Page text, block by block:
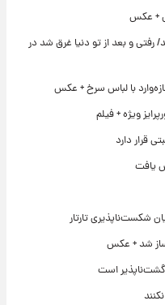
رفتی و بعد از تو دنیا غرق شد در
با لباس سرخ + عکس
قرار دارد
یافت
شکست‌ناپذیری تارتار
شد + عکس
است